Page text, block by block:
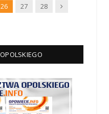
26 27 28 Dalej